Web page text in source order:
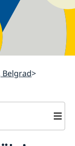
Belgrad